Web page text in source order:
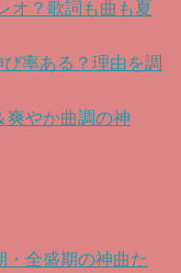
オ？歌詞も曲も夏
率ある？理由を調
爽やか曲調の神
全盛期の神曲た